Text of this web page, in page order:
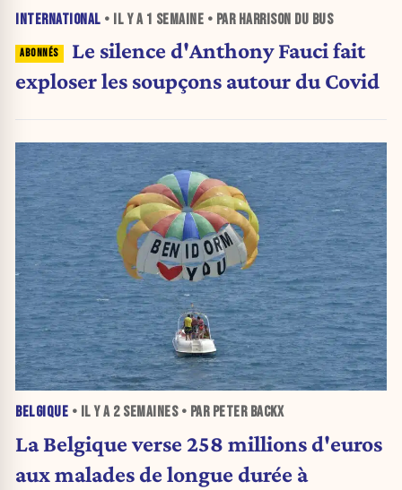
INTERNATIONAL • IL Y A 1 SEMAINE • PAR HARRISON DU BUS
Le silence d'Anthony Fauci fait
exploser les soupçons autour du Covid
BELGIQUE • IL Y A 2 SEMAINES• PAR PETER BACKX
La Belgique verse 258 millions d'euros
aux malades de longue durée à